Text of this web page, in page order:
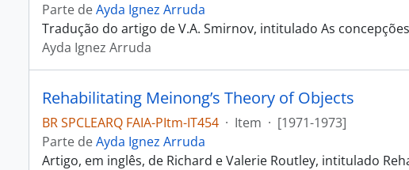
Parte deAyda Ignez Arruda
Tradução do artigo de V.A. Smirnov, intitulado As concepções
Ayda Ignez Arruda
Rehabilitating Meinong’s Theory of Objects
BR SPCLEARQ FAIA-PItm-IT454 · Item · [1971-1973]
Parte deAyda Ignez Arruda
Artigo, em inglês, de Richard e Valerie Routley, intitulado